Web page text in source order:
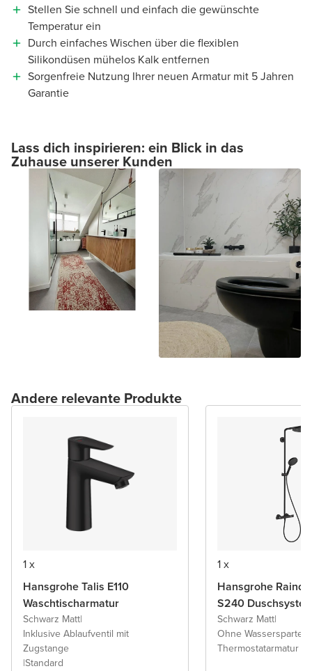
Stellen Sie schnell und einfach die gewünschte
Temperatur ein
Durch einfaches Wischen über die flexiblen
Silikondüsen mühelos Kalk entfernen
Sorgenfreie Nutzung Ihrer neuen Armatur mit 5 Jahren
Garantie
Lass dich inspirieren: ein Blick in das
Zuhause unserer Kunden
Andere relevante Produkte
1 x
Hansgrohe Talis E110
Waschtischarmatur
Schwarz Matt|
Inklusive Ablaufventil mit
Zugstange
|Standard
1 x
Hansgrohe
S240
Schwarz Matt|
Ohne
Thermostatarmatur